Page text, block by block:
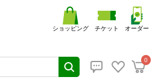
0
ショッピング チケット オーダー